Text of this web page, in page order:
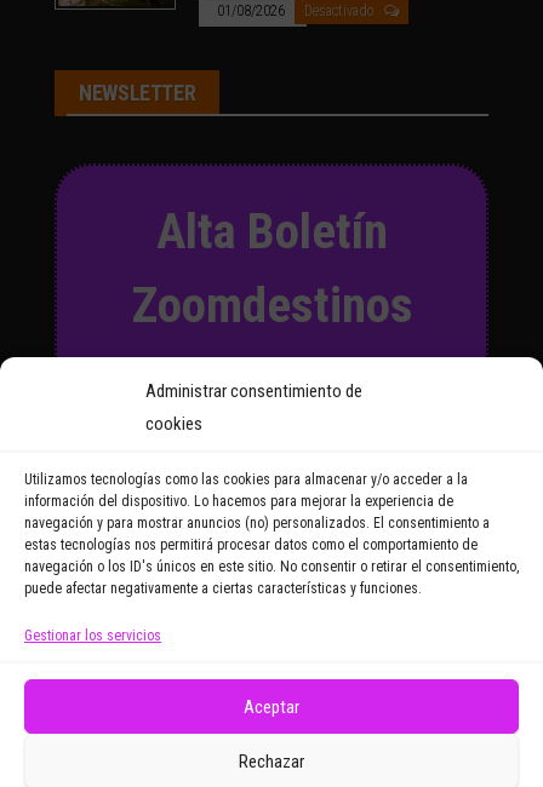
Administrar consentimiento de
cookies
Utilizamos tecnologías como las cookies para almacenar y/o acceder a la
información del dispositivo. Lo hacemos para mejorar la experiencia de
navegación y para mostrar anuncios (no) personalizados. El consentimiento a
estas tecnologías nos permitirá procesar datos como el comportamiento de
navegación o los ID's únicos en este sitio. No consentir o retirar el consentimiento,
puede afectar negativamente a ciertas características y funciones.
Gestionar los servicios
Aceptar
Rechazar
01/08/2026 Desactivado
NEWSLETTER
Alta Boletín
Zoomdestinos
y recibirás regularmente las
noticias y reportajes que
Email Address
electrónicos promocionales de Zoomdestinos.es